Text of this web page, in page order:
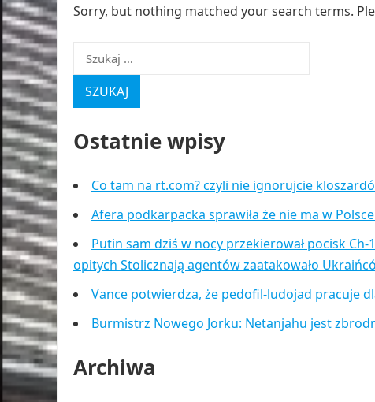
Sorry, but nothing matched your search terms.
Szukaj:
Ostatnie wpisy
Co tam na rt.com? czyli nie ignorujcie
Afera podkarpacka sprawiła że nie ma w
Putin sam dziś w nocy przekierował pocisk
opitych Stolicznają agentów zaatakowało
Vance potwierdza, że pedofil-ludojad pracuje
Burmistrz Nowego Jorku: Netanjahu jest
Archiwa